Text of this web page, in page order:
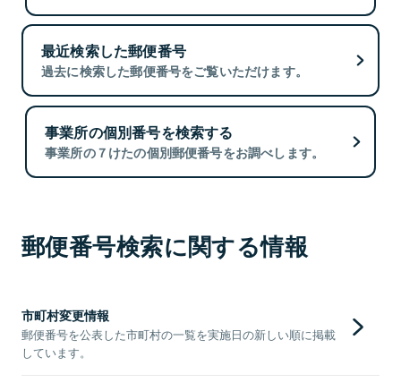
最近検索した郵便番号
過去に検索した郵便番号をご覧いただけます。
事業所の個別番号を検索する
事業所の７けたの個別郵便番号をお調べします。
郵便番号検索に関する情報
市町村変更情報
郵便番号を公表した市町村の一覧を実施日の新しい順に掲載
しています。